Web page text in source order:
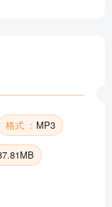
整音频
格式 ： MP3